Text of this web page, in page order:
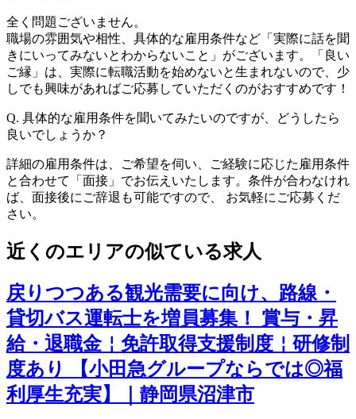
全く問題ございません。
職場の雰囲気や相性、具体的な雇用条件など「実際に話を聞
きにいってみないとわからないこと」がございます。「良い
ご縁」は、実際に転職活動を始めないと生まれないので、少
しでも興味があればご応募していただくのがおすすめです！
Q. 具体的な雇用条件を聞いてみたいのですが、どうしたら
良いでしょうか？
詳細の雇用条件は、ご希望を伺い、ご経験に応じた雇用条件
と合わせて「面接」でお伝えいたします。条件が合わなけれ
ば、面接後にご辞退も可能ですので、 お気軽にご応募くだ
さい。
近くのエリアの似ている求人
戻りつつある観光需要に向け、路線・
貸切バス運転士を増員募集！ 賞与・昇
給・退職金￤免許取得支援制度￤研修制
度あり 【小田急グループならでは◎福
利厚生充実】｜静岡県沼津市